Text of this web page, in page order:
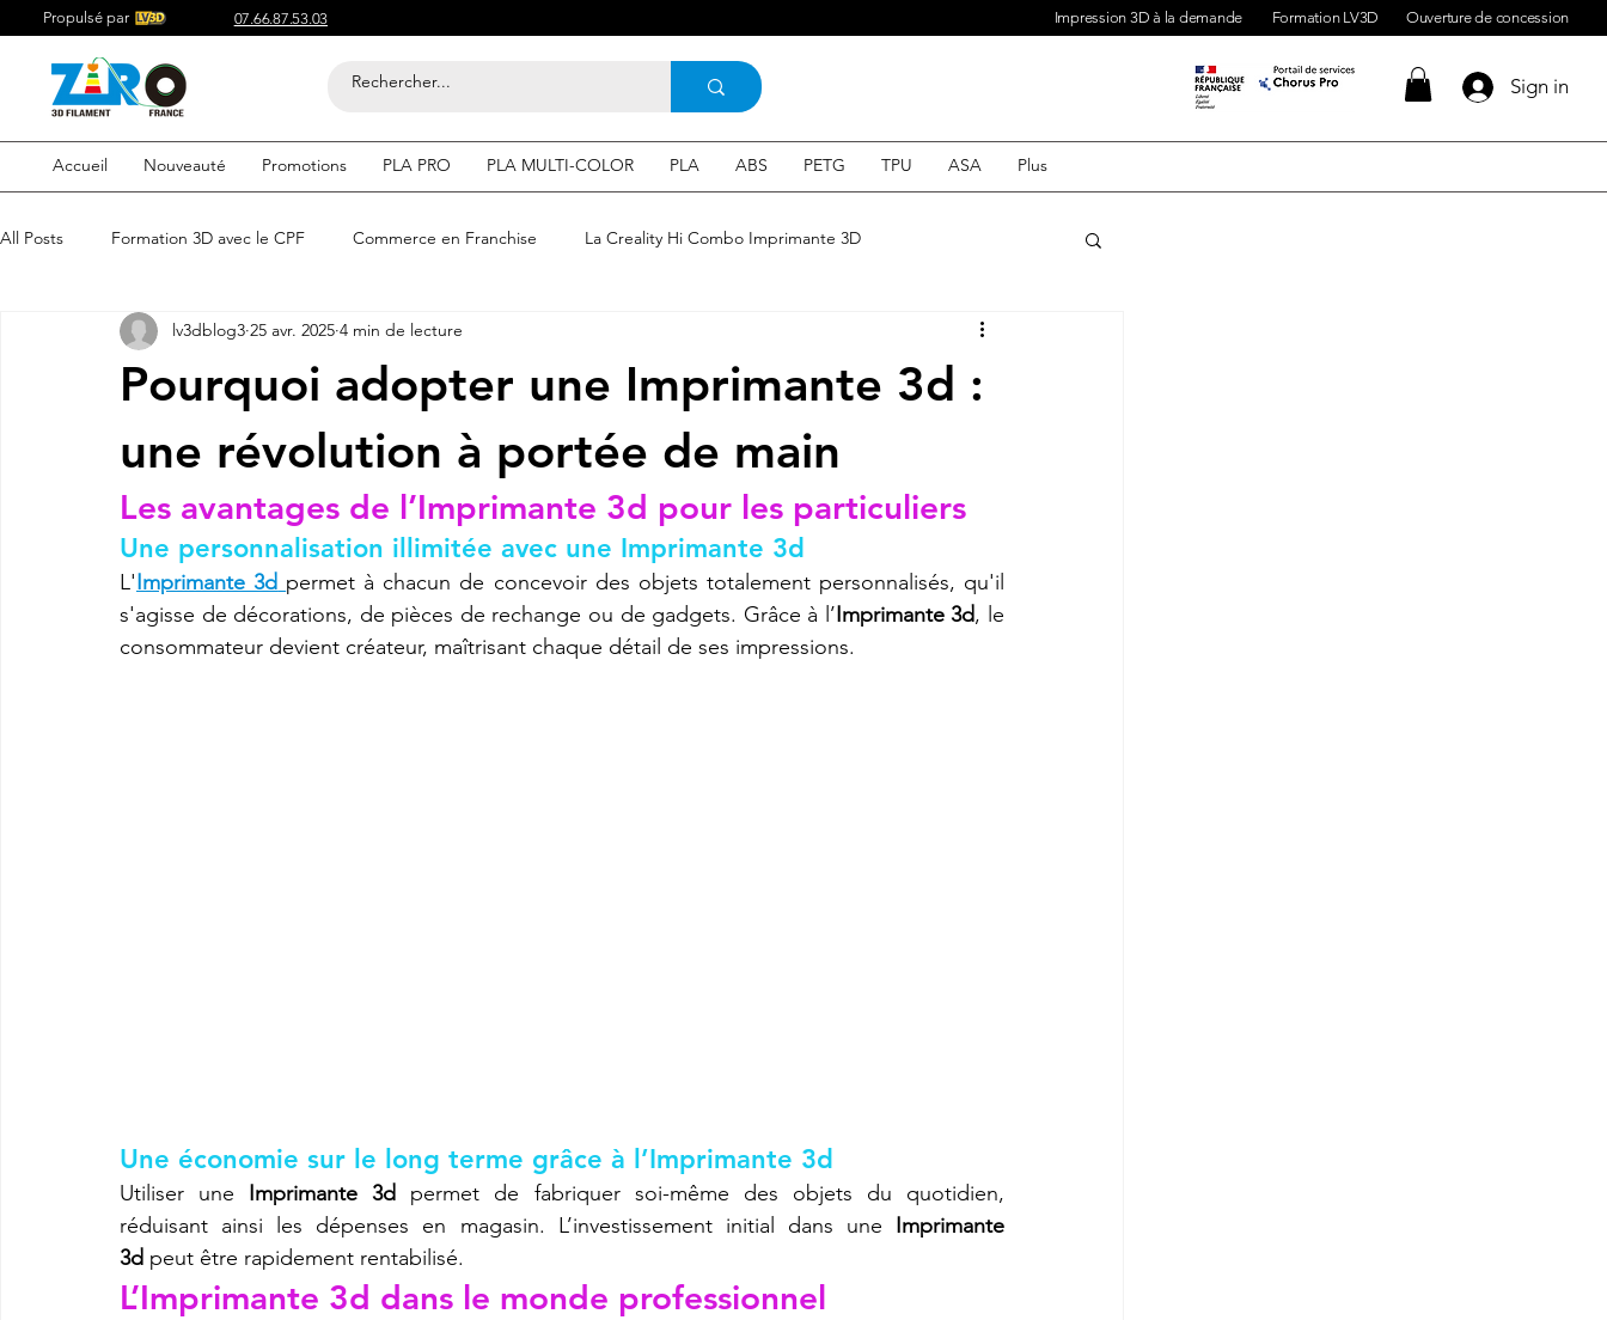
Propulsé par 07.66.87.53.03 Impression 3D à la demande Formation LV3D Ouverture de concession
Sign in
Accueil Nouveauté Promotions PLA PRO PLA MULTI-COLOR PLA ABS PETG TPU ASA Plus
All Posts Formation 3D avec le CPF Commerce en Franchise La Creality Hi Combo Imprimante 3D
Acheter du Filament 3D pour Compétitif du Filament 3D
Acheter du Filament 3D Impression 3d en ligne Acheter une machine 3D
etre visible sur google Comment etre visible sur google SEO Expert en SEO
imprimante3d Creality K2 plus combo Imprimante 3d prix Refaire une pièce imprimante 3D K2 Plus Combo
Pourquoi adopter une Imprimante 3d :
une révolution à portée de main
lv3dblog3 25 avr. 2025 4 min de lecture
Les avantages de l’Imprimante 3d pour les particuliers
Une personnalisation illimitée avec une Imprimante 3d
L'Imprimante 3d permet à chacun de concevoir des objets totalement personnalisés, qu'il
s'agisse de décorations, de pièces de rechange ou de gadgets. Grâce à l’Imprimante 3d, le
consommateur devient créateur, maîtrisant chaque détail de ses impressions.
Une économie sur le long terme grâce à l’Imprimante 3d
Utiliser une Imprimante 3d
permet de fabriquer soi-même des objets du quotidien,
réduisant ainsi les dépenses en magasin. L’investissement initial dans une Imprimante
3d peut être rapidement rentabilisé.
L’Imprimante 3d dans le monde professionnel